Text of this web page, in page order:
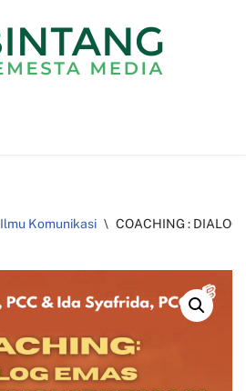
Ilmu Komunikasi \ COACHING :